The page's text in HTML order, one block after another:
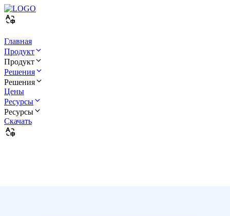
Главная
Продукт
Продукт
Решения
Решения
Цены
Ресурсы
Ресурсы
Скачать